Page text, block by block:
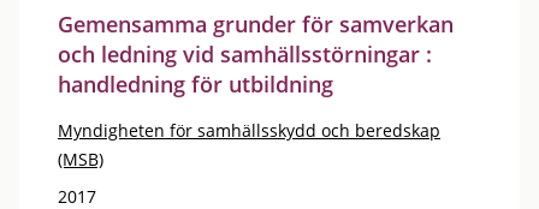
Gemensamma grunder för samverkan
och ledning vid samhällsstörningar :
handledning för utbildning
Myndigheten för samhällsskydd och beredskap
(MSB)
2017